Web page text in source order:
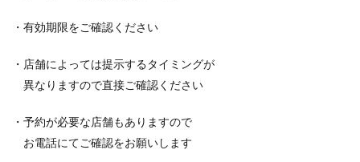
・有効期限をご確認ください
・店舗によっては提示するタイミングが
異なりますので直接ご確認ください
・予約が必要な店舗もありますので
お電話にてご確認をお願いします